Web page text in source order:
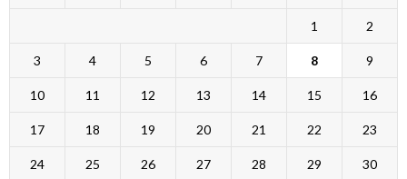
1 2
3 4 5 6 7 8 9
10 11 12 13 14 15 16
17 18 19 20 21 22 23
24 25 26 27 28 29 30